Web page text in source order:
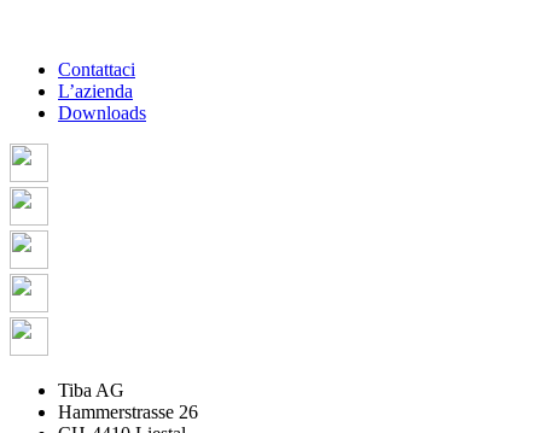
Contattaci
L’azienda
Downloads
Tiba AG
Hammerstrasse 26